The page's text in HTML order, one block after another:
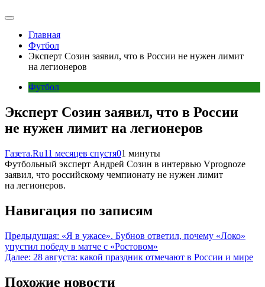
Главная
Футбол
Эксперт Созин заявил, что в России не нужен лимит
на легионеров
Футбол
Эксперт Созин заявил, что в России
не нужен лимит на легионеров
Газета.Ru11 месяцев спустя01 минуты
Футбольный эксперт Андрей Созин в интервью Vprognoze
заявил, что российскому чемпионату не нужен лимит
на легионеров.
Навигация по записям
Предыдущая: «Я в ужасе». Бубнов ответил, почему «Локо»
упустил победу в матче с «Ростовом»
Далее: 28 августа: какой праздник отмечают в России и мире
Похожие новости